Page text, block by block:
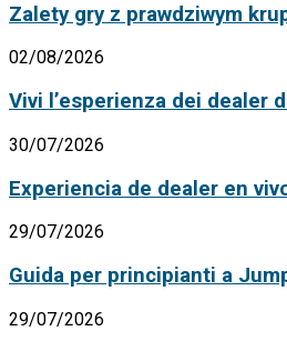
Zalety gry z prawdziwym
02/08/2026
Vivi l’esperienza dei dealer
30/07/2026
Experiencia de dealer en
29/07/2026
Guida per principianti a
29/07/2026